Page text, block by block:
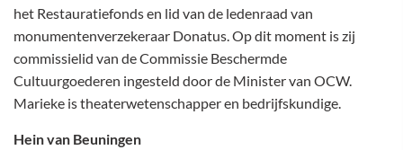
het Restauratiefonds en lid van de ledenraad van
monumentenverzekeraar Donatus. Op dit moment is zij
commissielid van de Commissie Beschermde
Cultuurgoederen ingesteld door de Minister van OCW.
Marieke is theaterwetenschapper en bedrijfskundige.
Hein van Beuningen